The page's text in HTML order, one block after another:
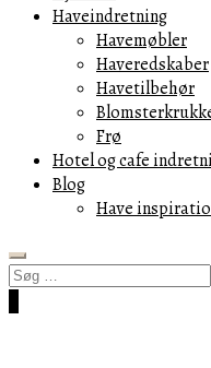
Haveindretning
Havemøbler
Haveredskaber
Havetilbehør
Frø
Hotel og cafe
Blog
Have
Search
Søg
efter: